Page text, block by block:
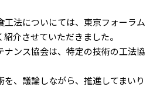
工法についにては、東京フォーラム
介させていただきました。
ンス協会は、特定の技術の工法協
、議論しながら、推進してまいり